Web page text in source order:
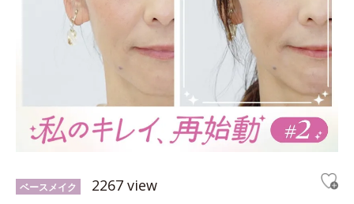
ベースメイク 2267 view